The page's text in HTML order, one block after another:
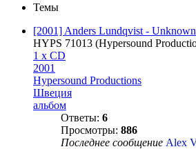
Темы
[2001] Anders Lundqvist -
HYPS 71013 (Hypersound
1 x CD
2001
Hypersound Productions
Швеция
альбом
Ответы: 6
Просмотры: 886
Последнее сообщение Alex